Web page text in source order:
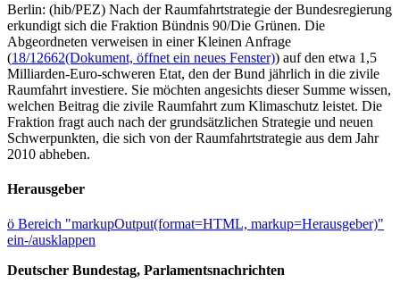
Berlin: (hib/PEZ) Nach der Raumfahrtstrategie der Bundesregierung
erkundigt sich die Fraktion Bündnis 90/Die Grünen. Die
Abgeordneten verweisen in einer Kleinen Anfrage
(18/12662(Dokument, öffnet ein neues Fenster)) auf den etwa 1,5
Milliarden-Euro-schweren Etat, den der Bund jährlich in die zivile
Raumfahrt investiere. Sie möchten angesichts dieser Summe wissen,
welchen Beitrag die zivile Raumfahrt zum Klimaschutz leistet. Die
Fraktion fragt auch nach der grundsätzlichen Strategie und neuen
Schwerpunkten, die sich von der Raumfahrtstrategie aus dem Jahr
2010 abheben.
Herausgeber
ö Bereich "markupOutput(format=HTML, markup=Herausgeber)"
ein-/ausklappen
Deutscher Bundestag, Parlamentsnachrichten